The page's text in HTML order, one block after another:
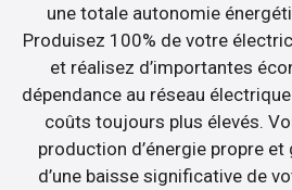
une totale autonomie
Produisez 100% de votre
et réalisez d’importantes
dépendance au réseau
coûts toujours plus élevés.
production d’énergie propre
d’une baisse significative de